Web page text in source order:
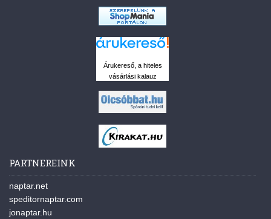
Árukereső, a hiteles
vásárlási kalauz
PARTNEREINK
naptar.net
speditornaptar.com
jonaptar.hu